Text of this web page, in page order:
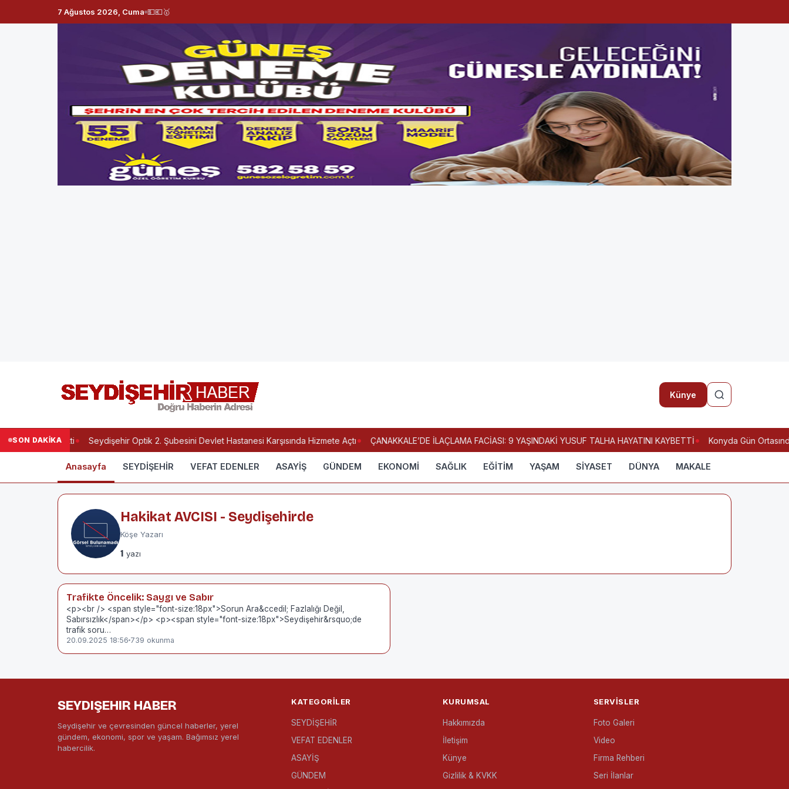
7 Ağustos 2026, Cuma 💵💶🥇
Künye
SON DAKİKA
Yılmaz Vefat Etti Seydişehir Optik 2. Şubesini Devlet Hastanesi Karşısında Hizmete Açtı ÇANAKKALE’DE İLAÇLAMA FACİASI: 9 YAŞINDAKİ YUSUF TALHA HAYATINI KAYBETTİ Konyda Gün
Anasayfa SEYDİŞEHİR VEFAT EDENLER ASAYİŞ GÜNDEM EKONOMİ SAĞLIK EĞİTİM YAŞAM SİYASET DÜNYA MAKALE
Hakikat AVCISI - Seydişehirde
Köşe Yazarı
1 yazı
Trafikte Öncelik: Saygı ve Sabır
<p><br /> <span style="font-size:18px">Sorun Ara&ccedil; Fazlalığı Değil,
Sabırsızlık</span></p> <p><span style="font-size:18px">Seydişehir&rsquo;de
trafik soru…
20.09.2025 18:56 739 okunma
SEYDIŞEHIR HABER
Seydişehir ve çevresinden güncel haberler, yerel
gündem, ekonomi, spor ve yaşam. Bağımsız yerel
habercilik.
KATEGORILER
SEYDİŞEHİR
VEFAT EDENLER
ASAYİŞ
GÜNDEM
KURUMSAL
Hakkımızda
İletişim
Künye
Gizlilik & KVKK
SERVISLER
Foto Galeri
Video
Firma Rehberi
Seri İlanlar